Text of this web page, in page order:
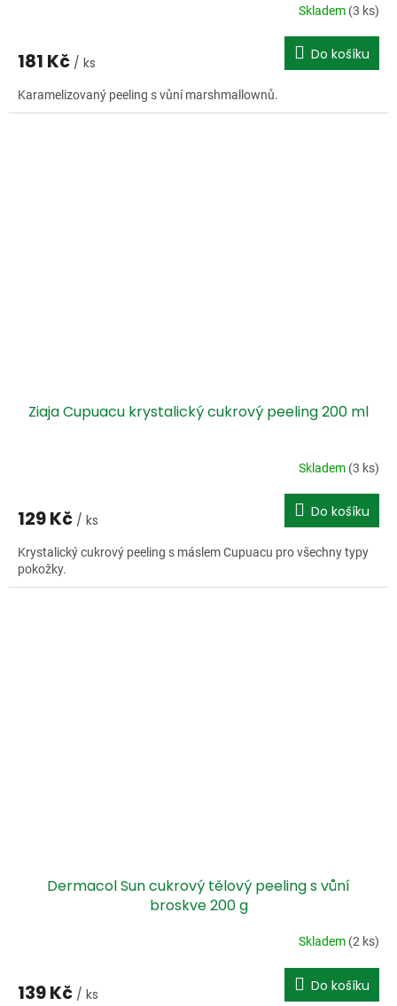
Skladem (3 ks)
181 Kč / ks Do košíku
Karamelizovaný peeling s vůní marshmallownů.
Ziaja Cupuacu krystalický cukrový peeling 200 ml
Skladem (3 ks)
129 Kč / ks Do košíku
Krystalický cukrový peeling s máslem Cupuacu pro všechny typy
pokožky.
Dermacol Sun cukrový tělový peeling s vůní
broskve 200 g
Skladem (2 ks)
139 Kč / ks Do košíku